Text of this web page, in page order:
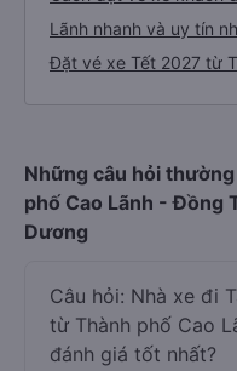
Lãnh nhanh và uy tín
Đặt vé xe Tết 2027 từ
Những câu hỏi
phố Cao Lãnh - Đồng
Dương
Câu hỏi: Nhà xe đi
từ Thành phố Cao
đánh giá tốt nhất?